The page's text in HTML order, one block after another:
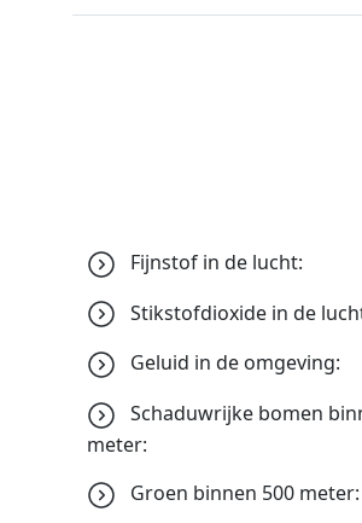
Fijnstof in de lucht:
Stikstofdioxide in de
Geluid in de omgeving:
Schaduwrijke bomen
meter:
Groen binnen 500 meter: